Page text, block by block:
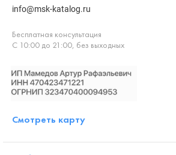
info@msk-katalog.ru
Бесплатная консультация
С 10:00 до 21:00, без выходных
Смотреть карту